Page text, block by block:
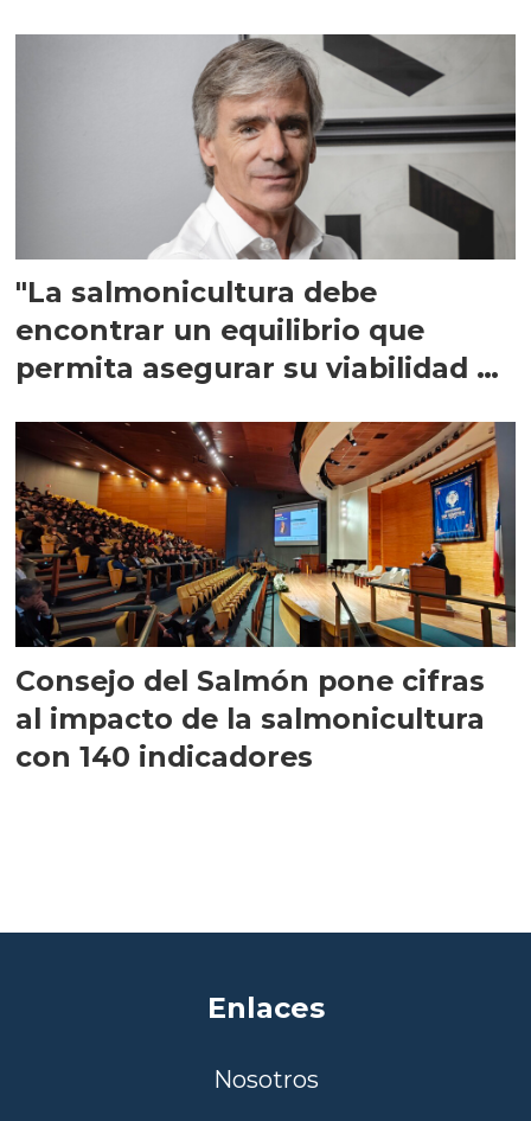
"La salmonicultura debe
encontrar un equilibrio que
permita asegurar su viabilidad de
Consejo del Salmón pone cifras
al impacto de la salmonicultura
con 140 indicadores
Enlaces
Nosotros